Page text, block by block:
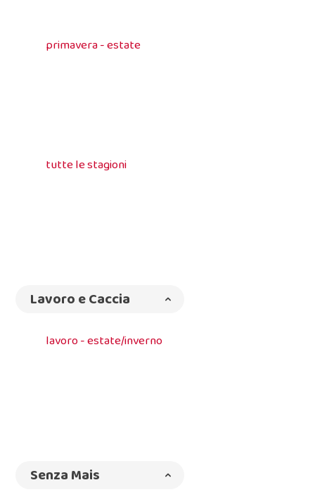
primavera - estate
tutte le stagioni
Lavoro e Caccia
lavoro - estate/inverno
Senza Mais